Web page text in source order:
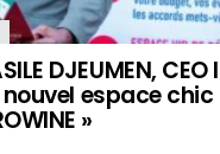
DJEUMEN,
espace
»